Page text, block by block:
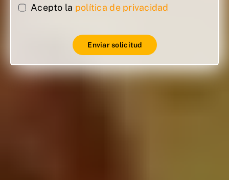
Acepto la política de privacidad
Enviar solicitud